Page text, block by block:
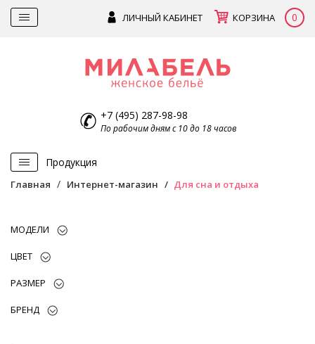
ЛИЧНЫЙ КАБИНЕТ КОРЗИНА 0
+7 (495) 287-98-98
По рабочим дням с 10 до 18 часов
Продукция
Главная Интернет-магазин Для сна и отдыха
МОДЕЛИ
ЦВЕТ
РАЗМЕР
БРЕНД